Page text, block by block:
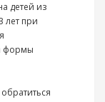
детей из
лет при
формы